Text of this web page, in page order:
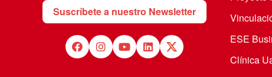
Suscríbete a nuestro Newsletter
ESE
Clínica